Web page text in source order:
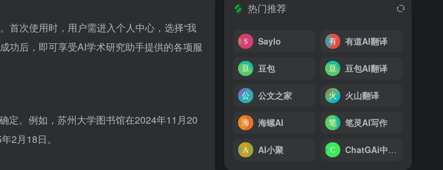
首次使用时，用户需进入个人中心，选择“我
功后，即可享受AI学术研究助手提供的各项服
定。例如，苏州大学图书馆在2024年11月20
2月18日。
热门推荐
Saylo 有道AI翻译
豆包 豆包AI翻译
公文之家 火山翻译
海螺AI 笔灵AI写作
AI小聚 ChatGAi中文版